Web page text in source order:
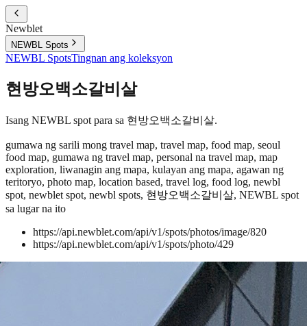
Newblet
NEWBL Spots
NEWBL SpotsTingnan ang koleksyon
현방오백소갈비살
Isang NEWBL spot para sa 현방오백소갈비살.
gumawa ng sarili mong travel map, travel map, food map, seoul
food map, gumawa ng travel map, personal na travel map, map
exploration, liwanagin ang mapa, kulayan ang mapa, agawan ng
teritoryo, photo map, location based, travel log, food log, newbl
spot, newblet spot, newbl spots, 현방오백소갈비살, NEWBL spot
sa lugar na ito
https://api.newblet.com/api/v1/spots/photos/image/820
https://api.newblet.com/api/v1/spots/photo/429